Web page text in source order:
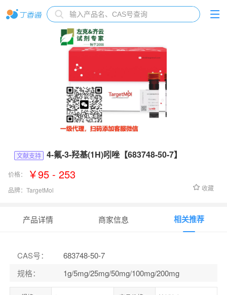
文献支持 4-氟-3-羟基(1H)吲唑【683748-50-7】
价格： ￥95 - 253
品牌： TargetMol 收藏
产品详情 商家信息 相关推荐
CAS号：
683748-50-7
规格： 1g/5mg/25mg/50mg/100mg/200mg